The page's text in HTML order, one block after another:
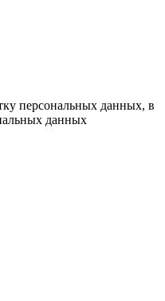
персональных данных, в
данных